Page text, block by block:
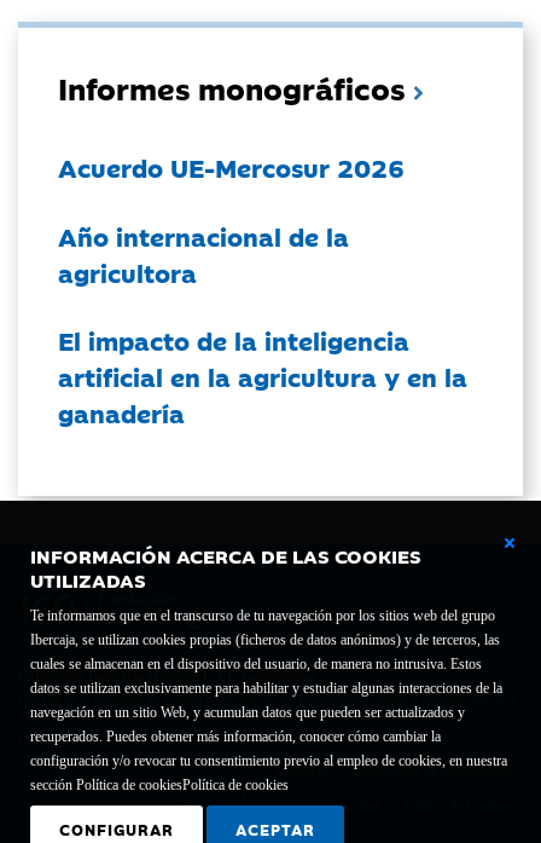
INFORMACIÓN ACERCA DE LAS COOKIES
UTILIZADAS
Te informamos que en el transcurso de tu navegación por los sitios web del grupo
Ibercaja, se utilizan cookies propias (ficheros de datos anónimos) y de terceros, las
cuales se almacenan en el dispositivo del usuario, de manera no intrusiva. Estos
datos se utilizan exclusivamente para habilitar y estudiar algunas interacciones de la
navegación en un sitio Web, y acumulan datos que pueden ser actualizados y
recuperados. Puedes obtener más información, conocer cómo cambiar la
configuración y/o revocar tu consentimiento previo al empleo de cookies, en nuestra
sección Política de cookiesPolítica de cookies
CONFIGURAR ACEPTAR
Informes monográficos
Acuerdo UE-Mercosur 2026
Año internacional de la
agricultora
El impacto de la inteligencia
artificial en la agricultura y en la
ganadería
Fundación Bancaria Ibercaja C.I.F. G-50000652.
Inscrita en el Registro de Fundaciones del Mº de Educación, Cultura y Deporte con el nº
1689.
Domicilio social: Joaquín Costa, 13. 50001 Zaragoza.
Contacto
Declaración de accesibilidad
Aviso legal Política de privacidad